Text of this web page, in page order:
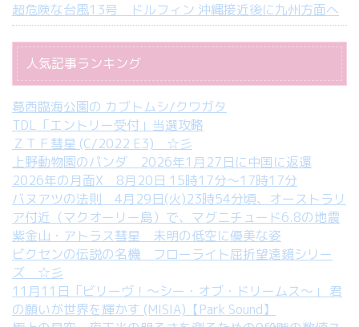
超危険な台風13号 ドルフィン 沖縄接近後に九州方面へ
人気記事ランキング
葛西臨海公園の カブトムシ/クワガタ
TDL「エントリー受付」当選攻略
ＺＴＦ彗星 (C/2022 E3) ☆彡
上野動物園のパンダ 2026年1月27日に中国に返還
2026年の月面X 8月20日 15時17分～17時17分
バヌアツの法則 4月29日(火)23時54分頃、オーストラリ
ア付近（マクオーリー島）で、マグニチュード6.8の地震
紫金山・アトラス彗星 未明の低空に優美な姿
ビクセンの伝説の名機 フローライト屈折望遠鏡シリー
ズ ☆彡
11月11日「ビリーヴ！～シー・オブ・ドリームス～」 君
の願いが世界を輝かす (MISIA)【Park Sound】